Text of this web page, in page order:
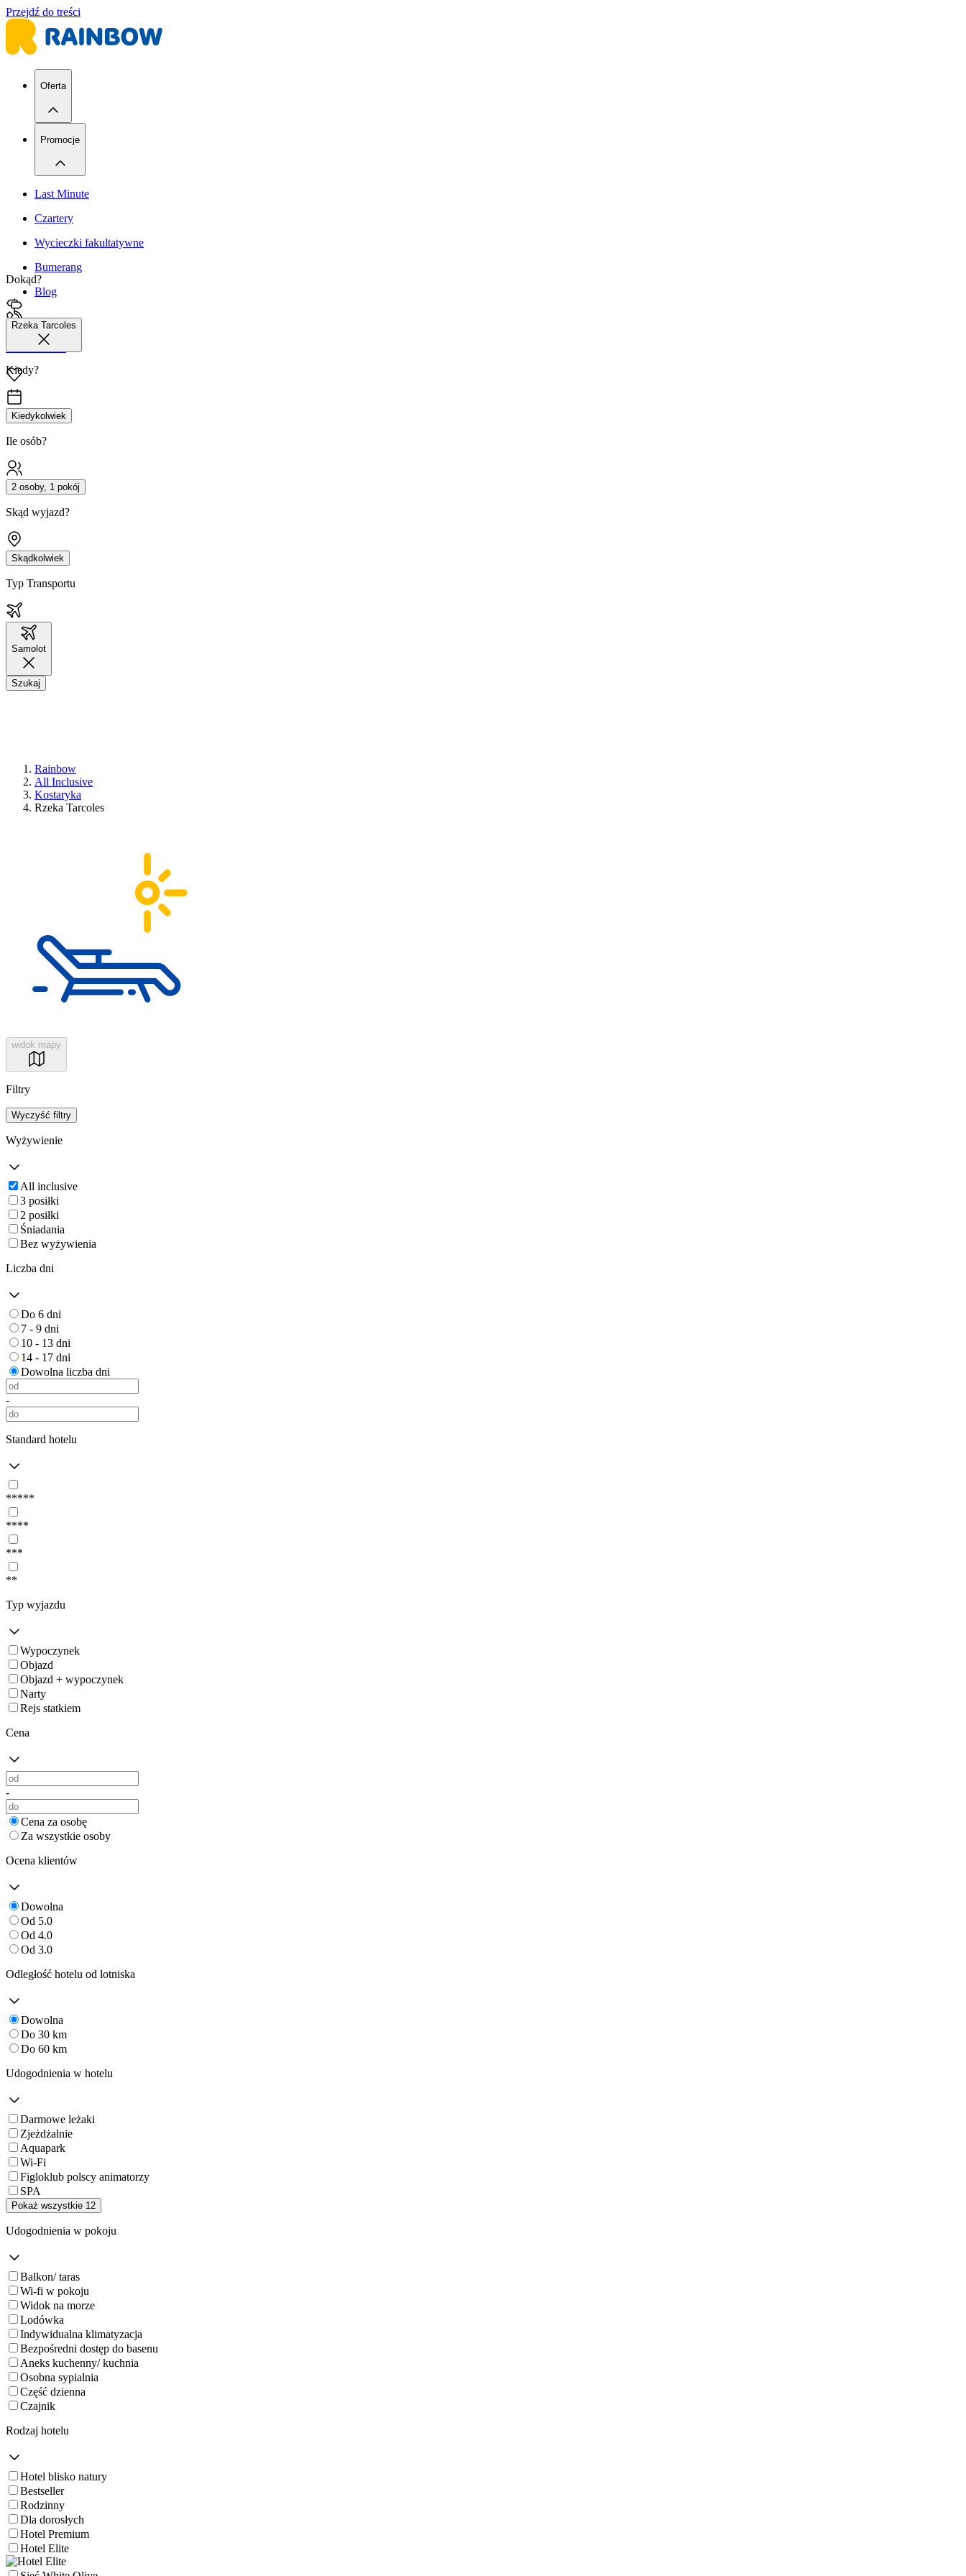
Przejdź do treści
Oferta
Promocje
Last Minute
Czartery
Wycieczki fakultatywne
Bumerang
Blog
42 680 38 51
Dokąd?
Rzeka Tarcoles
Kiedy?
Kiedykolwiek
Ile osób?
2 osoby, 1 pokój
Skąd wyjazd?
Skądkolwiek
Typ Transportu
Samolot
Szukaj
Rainbow
All Inclusive
Kostaryka
Rzeka Tarcoles
widok mapy
Filtry
Wyczyść filtry
Wyżywienie
All inclusive
3 posiłki
2 posiłki
Śniadania
Bez wyżywienia
Liczba dni
Do 6 dni
7 - 9 dni
10 - 13 dni
14 - 17 dni
Dowolna liczba dni
-
Standard hotelu
*****
****
***
**
Typ wyjazdu
Wypoczynek
Objazd
Objazd + wypoczynek
Narty
Rejs statkiem
Cena
-
Cena za osobę
Za wszystkie osoby
Ocena klientów
Dowolna
Od 5.0
Od 4.0
Od 3.0
Odległość hotelu od lotniska
Dowolna
Do 30 km
Do 60 km
Udogodnienia w hotelu
Darmowe leżaki
Zjeżdżalnie
Aquapark
Wi-Fi
Figloklub polscy animatorzy
SPA
Pokaż wszystkie 12
Udogodnienia w pokoju
Balkon/ taras
Wi-fi w pokoju
Widok na morze
Lodówka
Indywidualna klimatyzacja
Bezpośredni dostęp do basenu
Aneks kuchenny/ kuchnia
Osobna sypialnia
Część dzienna
Czajnik
Rodzaj hotelu
Hotel blisko natury
Bestseller
Rodzinny
Dla dorosłych
Hotel Premium
Hotel Elite